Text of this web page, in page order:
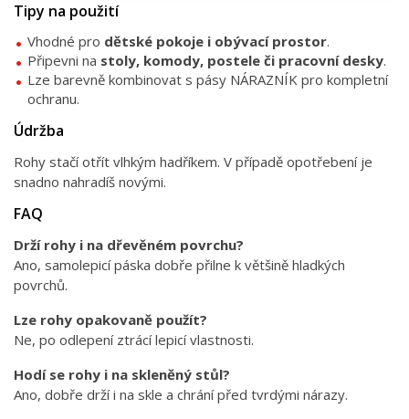
Tipy na použití
Vhodné pro dětské pokoje i obývací prostor.
Připevni na stoly, komody, postele či pracovní desky.
Lze barevně kombinovat s pásy NÁRAZNÍK pro kompletní
ochranu.
Údržba
Rohy stačí otřít vlhkým hadříkem. V případě opotřebení je
snadno nahradíš novými.
FAQ
Drží rohy i na dřevěném povrchu?
Ano, samolepicí páska dobře přilne k většině hladkých
povrchů.
Lze rohy opakovaně použít?
Ne, po odlepení ztrácí lepicí vlastnosti.
Hodí se rohy i na skleněný stůl?
Ano, dobře drží i na skle a chrání před tvrdými nárazy.